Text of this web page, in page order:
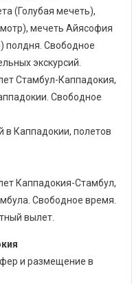
(Голубая мечеть),
мечеть Айясофия
полдня. Свободное
экскурсий.
Стамбул-Каппадокия,
Свободное
в Каппадокии, полетов
Каппадокия-Стамбул,
Свободное время.
вылет.
и размещение в